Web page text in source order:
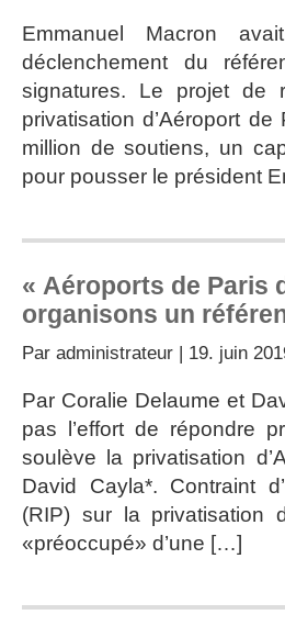
Emmanuel Macron
déclenchement du
signatures. Le projet de
privatisation d’Aéroport
million de soutiens, un
pour pousser le président
« Aéroports de Paris
organisons un
Par administrateur | 19. juin
Par Coralie Delaume et
pas l’effort de répondre
soulève la privatisation
David Cayla*. Contraint
(RIP) sur la privatisation
«préoccupé» d’une […]